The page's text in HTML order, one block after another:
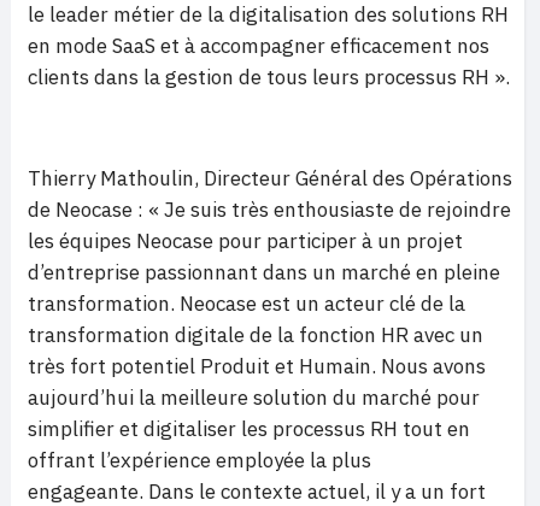
le leader métier de la digitalisation des solutions RH
en mode SaaS et à accompagner efficacement nos
clients dans la gestion de tous leurs processus RH ».
Thierry Mathoulin, Directeur Général des Opérations
de Neocase : « Je suis très enthousiaste de rejoindre
les équipes Neocase pour participer à un projet
d’entreprise passionnant dans un marché en pleine
transformation. Neocase est un acteur clé de la
transformation digitale de la fonction HR avec un
très fort potentiel Produit et Humain. Nous avons
aujourd’hui la meilleure solution du marché pour
simplifier et digitaliser les processus RH tout en
offrant l’expérience employée la plus
engageante. Dans le contexte actuel, il y a un fort